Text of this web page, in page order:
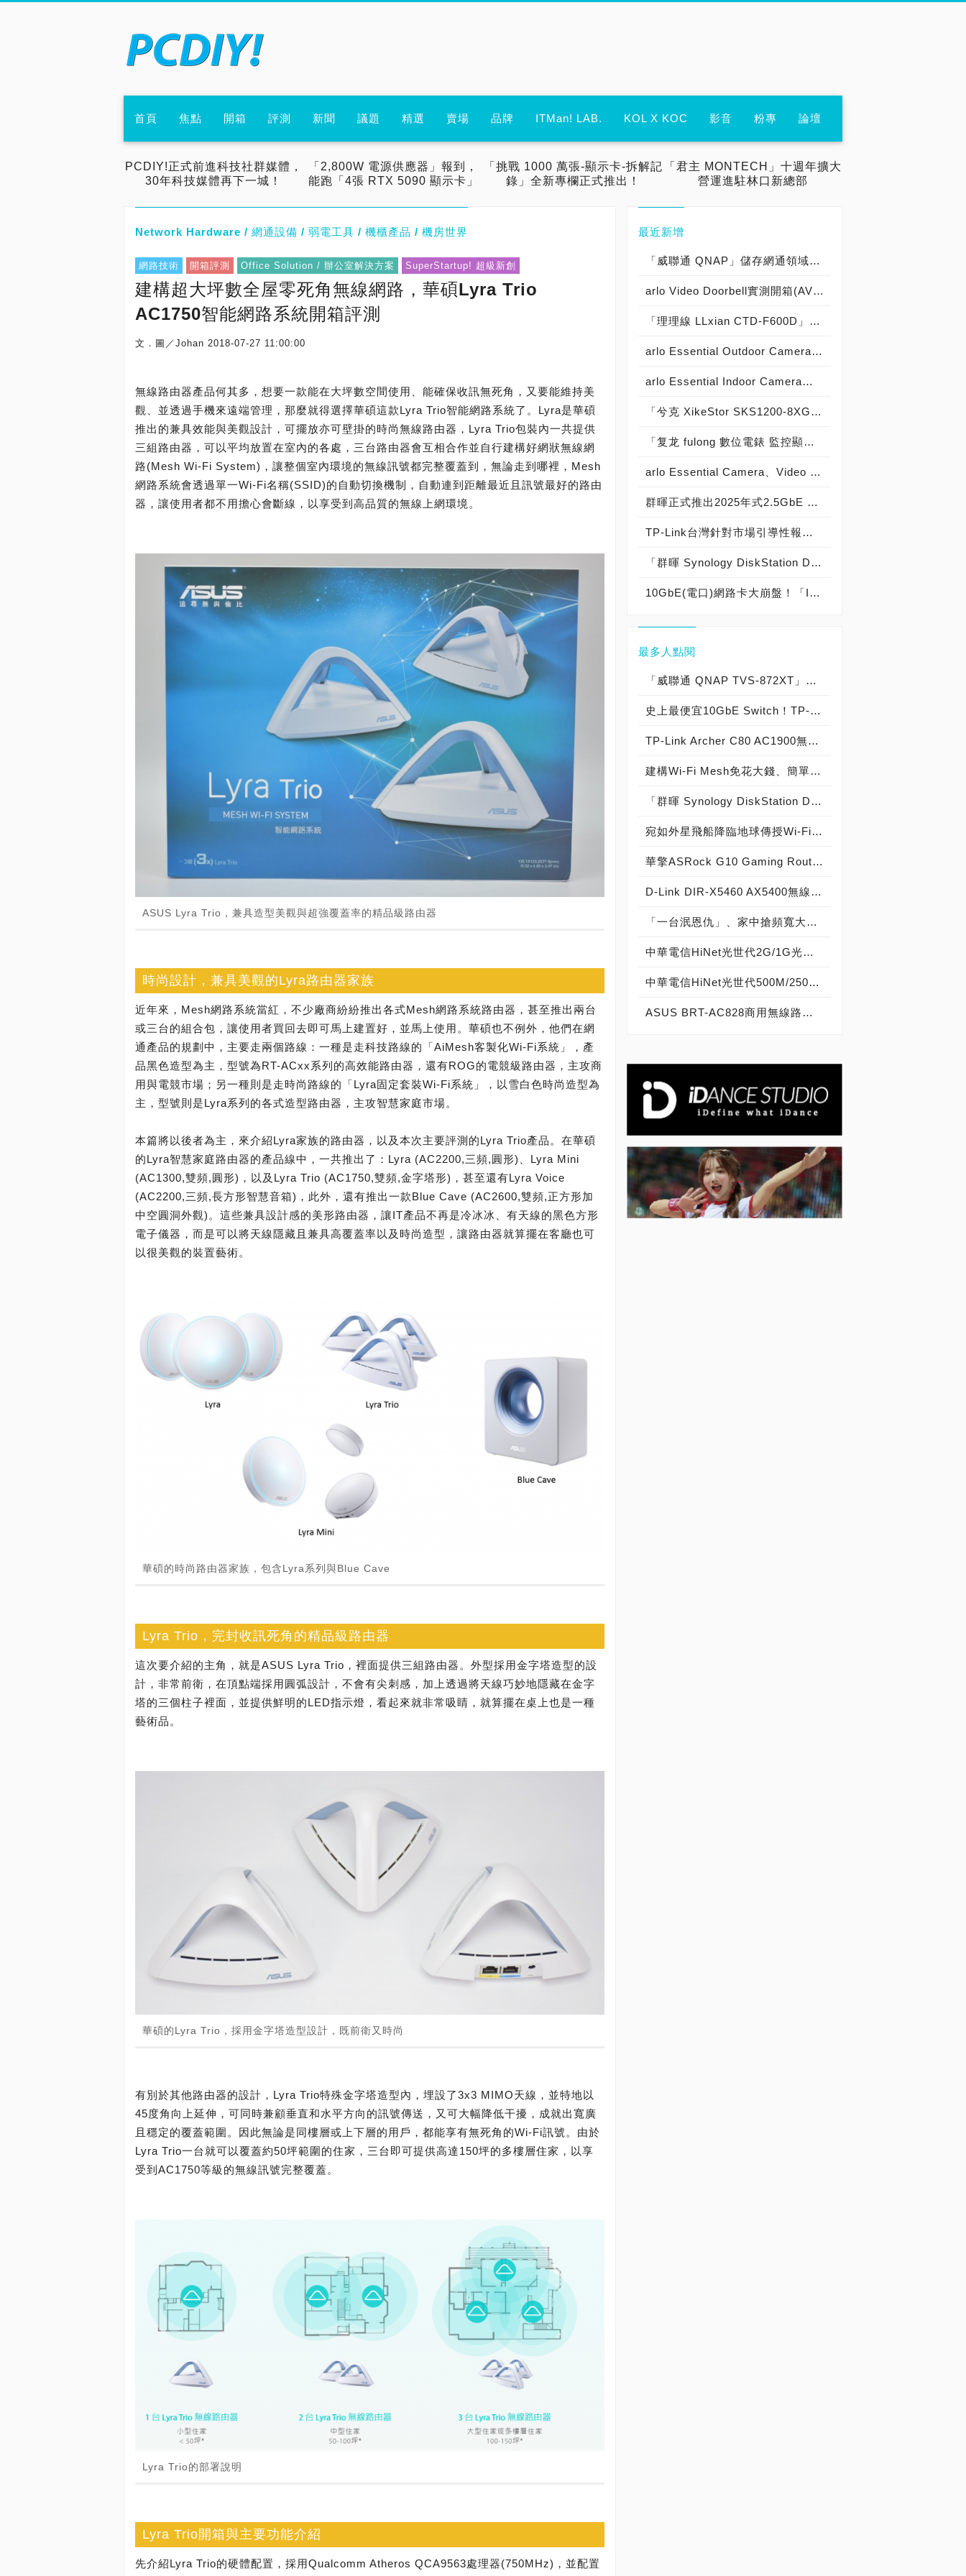
首頁 焦點 開箱 評測 新聞 議題 精選 賣場 品牌 ITMan! LAB. KOL X KOC 影音 粉專 論壇
PCDIY!正式前進科技社群媒體，
30年科技媒體再下一城！
「2,800W 電源供應器」報到，
能跑「4張 RTX 5090 顯示卡」
「挑戰 1000 萬張-顯示卡-拆解記
錄」全新專欄正式推出！
「君主 MONTECH」十週年擴大
營運進駐林口新總部
Network Hardware / 網通設備 / 弱電工具 / 機櫃產品 / 機房世界
網路技術 開箱評測 Office Solution / 辦公室解決方案 SuperStartup! 超級新創
建構超大坪數全屋零死角無線網路，華碩Lyra Trio
AC1750智能網路系統開箱評測
文．圖／Johan 2018-07-27 11:00:00
無線路由器產品何其多，想要一款能在大坪數空間使用、能確保收訊無死角，又要能維持美
觀、並透過手機來遠端管理，那麼就得選擇華碩這款Lyra Trio智能網路系統了。Lyra是華碩
推出的兼具效能與美觀設計，可擺放亦可壁掛的時尚無線路由器，Lyra Trio包裝內一共提供
三組路由器，可以平均放置在室內的各處，三台路由器會互相合作並自行建構好網狀無線網
路(Mesh Wi-Fi System)，讓整個室內環境的無線訊號都完整覆蓋到，無論走到哪裡，Mesh
網路系統會透過單一Wi-Fi名稱(SSID)的自動切換機制，自動連到距離最近且訊號最好的路由
器，讓使用者都不用擔心會斷線，以享受到高品質的無線上網環境。
ASUS Lyra Trio，兼具造型美觀與超強覆蓋率的精品級路由器
時尚設計，兼具美觀的Lyra路由器家族
近年來，Mesh網路系統當紅，不少廠商紛紛推出各式Mesh網路系統路由器，甚至推出兩台
或三台的組合包，讓使用者買回去即可馬上建置好，並馬上使用。華碩也不例外，他們在網
通產品的規劃中，主要走兩個路線：一種是走科技路線的「AiMesh客製化Wi-Fi系統」，產
品黑色造型為主，型號為RT-ACxx系列的高效能路由器，還有ROG的電競級路由器，主攻商
用與電競市場；另一種則是走時尚路線的「Lyra固定套裝Wi-Fi系統」，以雪白色時尚造型為
主，型號則是Lyra系列的各式造型路由器，主攻智慧家庭市場。
本篇將以後者為主，來介紹Lyra家族的路由器，以及本次主要評測的Lyra Trio產品。在華碩
的Lyra智慧家庭路由器的產品線中，一共推出了：Lyra (AC2200,三頻,圓形)、Lyra Mini
(AC1300,雙頻,圓形)，以及Lyra Trio (AC1750,雙頻,金字塔形)，甚至還有Lyra Voice
(AC2200,三頻,長方形智慧音箱)，此外，還有推出一款Blue Cave (AC2600,雙頻,正方形加
中空圓洞外觀)。這些兼具設計感的美形路由器，讓IT產品不再是冷冰冰、有天線的黑色方形
電子儀器，而是可以將天線隱藏且兼具高覆蓋率以及時尚造型，讓路由器就算擺在客廳也可
以很美觀的裝置藝術。
華碩的時尚路由器家族，包含Lyra系列與Blue Cave
Lyra Trio，完封收訊死角的精品級路由器
這次要介紹的主角，就是ASUS Lyra Trio，裡面提供三組路由器。外型採用金字塔造型的設
計，非常前衛，在頂點端採用圓弧設計，不會有尖刺感，加上透過將天線巧妙地隱藏在金字
塔的三個柱子裡面，並提供鮮明的LED指示燈，看起來就非常吸睛，就算擺在桌上也是一種
藝術品。
華碩的Lyra Trio，採用金字塔造型設計，既前衛又時尚
有別於其他路由器的設計，Lyra Trio特殊金字塔造型內，埋設了3x3 MIMO天線，並特地以
45度角向上延伸，可同時兼顧垂直和水平方向的訊號傳送，又可大幅降低干擾，成就出寬廣
且穩定的覆蓋範圍。因此無論是同樓層或上下層的用戶，都能享有無死角的Wi-Fi訊號。由於
Lyra Trio一台就可以覆蓋約50坪範圍的住家，三台即可提供高達150坪的多樓層住家，以享
受到AC1750等級的無線訊號完整覆蓋。
Lyra Trio的部署說明
Lyra Trio開箱與主要功能介紹
先介紹Lyra Trio的硬體配置，採用Qualcomm Atheros QCA9563處理器(750MHz)，並配置
最近新增
「威聯通 QNAP」儲存網通領域經營有成，獲得PCDIY!第二十屆玩家票選品牌大賞暨ITMan!企業品牌大調查2025「NAS、企業級交換器」最佳品牌肯定！
arlo Video Doorbell實測開箱(AVD4001-100APS)，第二代2K雲端無線Wi-Fi視訊門鈴評測！
「理理線 LLxian CTD-F600D」實機開箱，ITMan! LAB.實裝評測「高顏值、好佈線、查線快、改線易、成本低」絲戔科技 系統化佈線「機櫃 側通道式理線架」
arlo Essential Outdoor Camera實測開箱(VMC3050-100APS)，第二代2K室外雲端無線Wi-Fi攝影機評測！
arlo Essential Indoor Camera實測開箱(VMC3060-100APS)，第二代2K室內雲端無線Wi-Fi攝影機評測！
「兮克 XikeStor SKS1200-8XGT 10GbE 8-Port(電口) 萬兆 無網管 交換器」實測開箱，「台幣六千元級距」超高性價比「1G / 2.5G / 5G / 10G」Multi-Gigabit Switch！
「复龙 fulong 數位電錶 監控顯示功能 機架型 排插」實機開箱，ITMan! LAB.實裝評測「用料紮實，鋁合金身，數位監控，方便配電，整線快速，可客製化，價格實在，品質穩定」系統化佈線訂製「rPDU 機櫃 電源分配器」！
arlo Essential Camera、Video Doorbell強勢來襲，第二代2K雲端無線Wi-Fi攝影機、視訊門鈴閃耀登場！
群暉正式推出2025年式2.5GbE NAS！「Synology DiskStation新一代DS225+、DS425+、DS625slim、DS725+、DS925+、DS1525+、DS1825+、DS1825xs+與RackStation RS2825RP+」強勢來襲，全面啟動「Synology 儲存系統硬碟相容性政策」，並邀請硬碟業者參與「AVL相容性清單硬碟認證計畫」
TP-Link台灣針對市場引導性報導回應：「TP-Link台灣所販售的產品均符合當地相關法律規範及資安要求。我們將持續秉持高標準，履行在安全與創新方面的承諾，為全球用戶提供值得信賴的網路解決方案！」
「群暉 Synology DiskStation DS1821+」實測開箱，「10GbE 高效能 與 擴充性一次到位」適用 玩家、發燒友、創作者與中小企業 8-Bay NAS！
10GbE(電口)網路卡大崩盤！「Intel X540-T2萬兆網路卡」大跳水不到 台幣500元，「10GbE 洋垃圾 網路卡」可以支援「Synology、QNAP NAS升級與PC桌機Windows 10、11」飆速10,000Mbps！
最多人點閱
「威聯通 QNAP TVS-872XT」實測開箱，「10GbE＋Thunderbolt 3」旗艦級 8-Bay NAS
史上最便宜10GbE Switch！TP-Link TL-ST1005殺很大，5-Port全萬兆(電口)交換器報價台幣5,180元！
TP-Link Archer C80 AC1900無線路由器實測開箱，手機App設定真快速 輕鬆管理真簡單！
建構Wi-Fi Mesh免花大錢、簡單設定就能無線網路罩全家：Mercusys Halo S12開箱
「群暉 Synology DiskStation DS1821+」實測開箱，「10GbE 高效能 與 擴充性一次到位」適用 玩家、發燒友、創作者與中小企業 8-Bay NAS！
宛如外星飛船降臨地球傳授Wi-Fi 6使用真諦，TP-Link Archer AX73 AX5400雙頻Wi-Fi 6路由器神速開箱
華擎ASRock G10 Gaming Router實測開箱，AC2600電競無線路由器中的頂尖之作！
D-Link DIR-X5460 AX5400無線路由器開箱，享受Wi-Fi 6無延遲的飆速快感不用花大錢！
「一台泯恩仇」、家中搶頻寬大戰的和事佬，ASUS RT-AX68U雙頻AX2700、Wi-Fi 6路由器開箱體驗
中華電信HiNet光世代2G/1G光纖上網來襲，寬頻網路速度再升級！
中華電信HiNet光世代500M/250M，測速爆衝破表超過癮！
ASUS BRT-AC828商用無線路由器實測開箱，AC2600中小企業辦公室用優質選擇！